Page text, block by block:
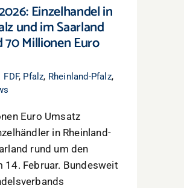
Einzelhandel in
und im Saarland
Millionen Euro
FDF, Pfalz, Rheinland-Pfalz,
Euro Umsatz
in Rheinland-
rund um den
14. Februar. Bundesweit